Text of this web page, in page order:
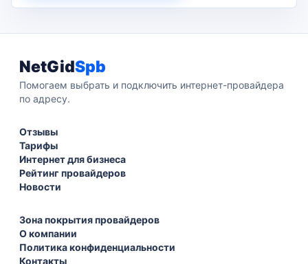
NetGidSpb
Помогаем выбрать и подключить интернет-провайдера
по адресу.
Отзывы
Тарифы
Интернет для бизнеса
Рейтинг провайдеров
Новости
Зона покрытия провайдеров
О компании
Политика конфиденциальности
Контакты